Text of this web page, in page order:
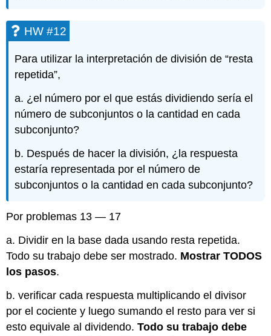
HW #12
Para utilizar la interpretación de división de “resta
repetida”,
a. ¿el número por el que estás dividiendo sería el
número de subconjuntos o la cantidad en cada
subconjunto?
b. Después de hacer la división, ¿la respuesta
estaría representada por el número de
subconjuntos o la cantidad en cada subconjunto?
Por problemas 13 — 17
a. Dividir en la base dada usando resta repetida.
Todo su trabajo debe ser mostrado. Mostrar TODOS
los pasos.
b. verificar cada respuesta multiplicando el divisor
por el cociente y luego sumando el resto para ver si
esto equivale al dividendo.Todo su trabajo debe